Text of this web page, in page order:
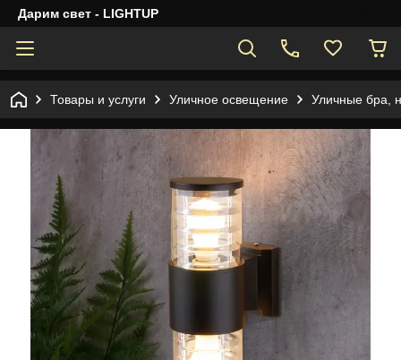
Дарим свет - LIGHTUP
Товары и услуги Уличное освещение Уличные бра,